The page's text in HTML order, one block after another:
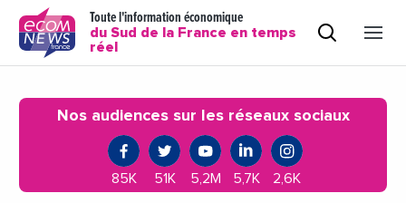
Toute l'information économique
du Sud de la France en temps
réel
Nos audiences sur les réseaux sociaux
85K 51K 5,2M 5,7K 2,6K